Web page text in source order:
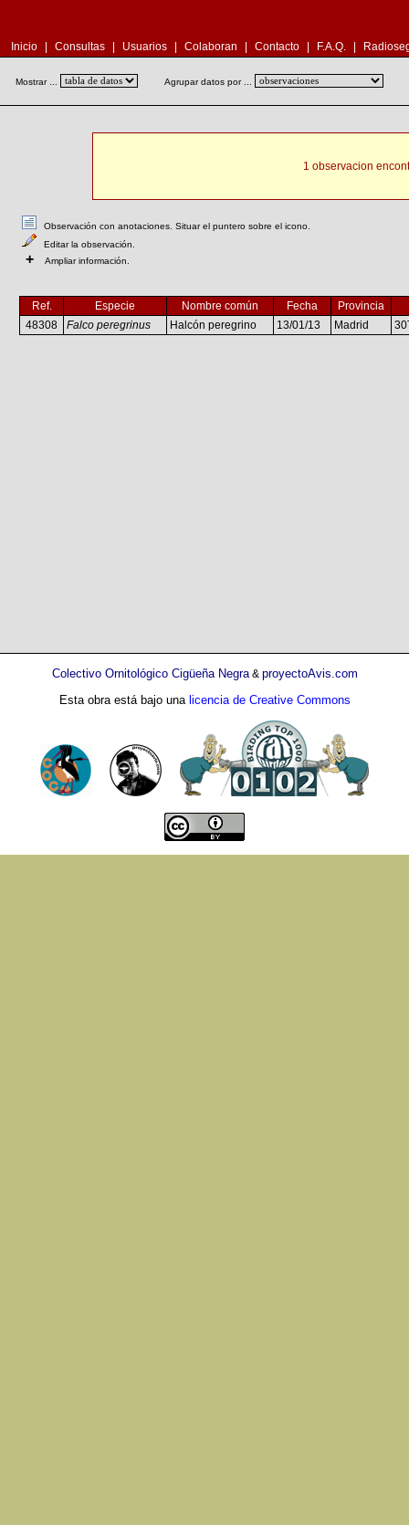
Inicio Consultas Usuarios Colaboran Contacto F.A.Q.
Mostrar ... Agrupar datos por ...
1 observacion
Observación con anotaciones. Situar el puntero sobre el icono.
Editar la observación.
+ Ampliar información.
Ref. Especie Nombre común Fecha
Provincia
48308
Falco peregrinus Halcón peregrino 13/01/13 Madrid
Colectivo Ornitológico Cigüeña Negra& proyectoAvis.com
Esta obra está bajo una licencia de Creative Commons